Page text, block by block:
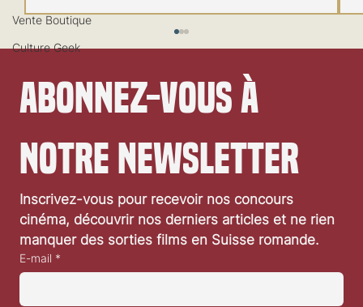
Vente Boutique
Culture Geek
Open Air du ciné-club Lighthouse à Echallens
Abonnez-vous à
notre newsletter
Inscrivez-vous pour recevoir nos concours
cinéma, découvrir nos derniers articles et ne rien
manquer des sorties films en Suisse romande.
E-mail *